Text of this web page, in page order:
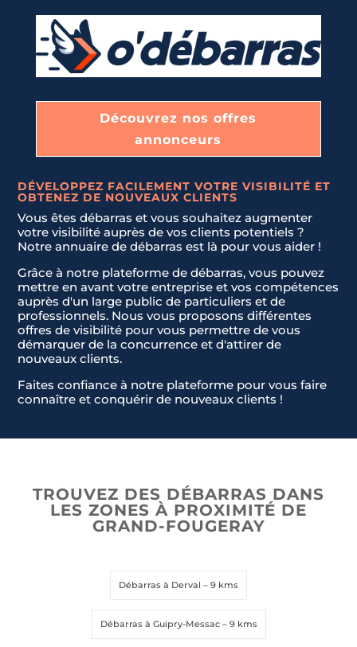
Découvrez nos offres
annonceurs
DÉVELOPPEZ FACILEMENT VOTRE VISIBILITÉ ET
OBTENEZ DE NOUVEAUX CLIENTS
Vous êtes débarras et vous souhaitez augmenter
votre visibilité auprès de vos clients potentiels ?
Notre annuaire de débarras est là pour vous aider !
Grâce à notre plateforme de débarras, vous pouvez
mettre en avant votre entreprise et vos compétences
auprès d'un large public de particuliers et de
professionnels. Nous vous proposons différentes
offres de visibilité pour vous permettre de vous
démarquer de la concurrence et d'attirer de
nouveaux clients.
Faites confiance à notre plateforme pour vous faire
connaître et conquérir de nouveaux clients !
TROUVEZ DES DÉBARRAS DANS
LES ZONES À PROXIMITÉ DE
GRAND-FOUGERAY
Débarras à Derval – 9 kms
Débarras à Guipry-Messac– 9 kms
Nom & Prénom*
E-mail *
Téléphone*
N
o
c
o
u
t
e
c
Message*
Envoyer la demande
Nom & Prénom*
E-mail *
Téléphone*
Message*
Envoyer la demande